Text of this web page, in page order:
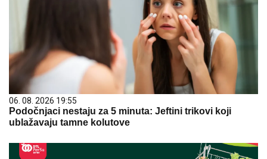
06. 08. 2026 19:55
Podočnjaci nestaju za 5 minuta: Jeftini trikovi koji
ublažavaju tamne kolutove